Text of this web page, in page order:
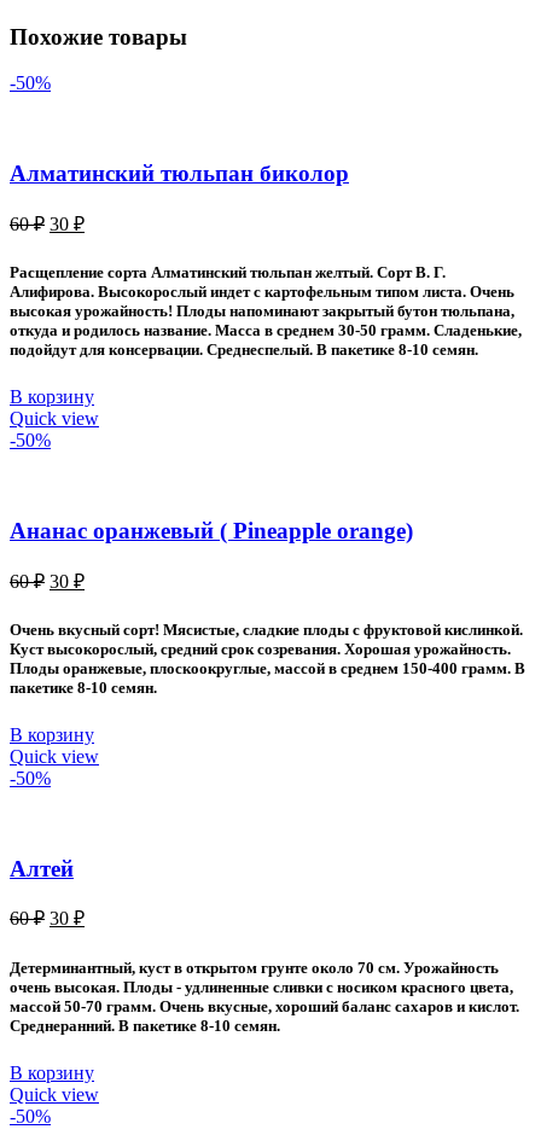
Похожие товары
-50%
Алматинский тюльпан биколор
60₽ Первоначальная
60 ₽.
30 ₽Текущая
30 ₽.
Расщепление сорта Алматинский тюльпан желтый. Сорт В. Г.
Алифирова. Высокорослый индет с картофельным типом листа. Очень
высокая урожайность! Плоды напоминают закрытый бутон тюльпана,
откуда и родилось название. Масса в среднем 30-50 грамм. Сладенькие,
подойдут для консервации. Среднеспелый. В пакетике 8-10 семян.
В корзину
Quick view
-50%
Ананас оранжевый ( Pineapple orange)
60₽ Первоначальная
составляла
60 ₽.
30 ₽Текущая
30 ₽.
Очень вкусный сорт! Мясистые, сладкие плоды с фруктовой кислинкой.
Куст высокорослый, средний срок созревания. Хорошая урожайность.
Плоды оранжевые, плоскоокруглые, массой в среднем 150-400 грамм. В
пакетике 8-10 семян.
В корзину
Quick view
-50%
Алтей
60₽ Первоначальная
60 ₽.
30 ₽Текущая
Детерминантный, куст в открытом грунте около 70 см. Урожайность
очень высокая. Плоды - удлиненные сливки с носиком красного цвета,
массой 50-70 грамм. Очень вкусные, хороший баланс сахаров и кислот.
Среднеранний. В пакетике 8-10 семян.
В корзину
Quick view
-50%